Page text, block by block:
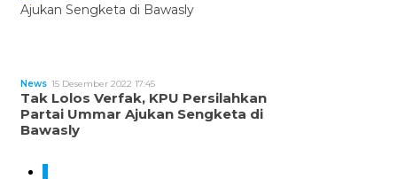
News 15 Desember 2022 17:45
Tak Lolos Verfak, KPU Persilahkan
Partai Ummar Ajukan Sengketa di
Bawasly